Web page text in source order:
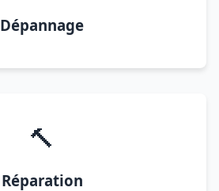
Dépannage
🔨
Réparation